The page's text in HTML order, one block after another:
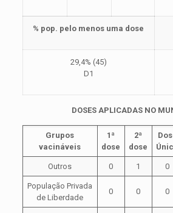
% pop. pelo menos uma dose
29,4% (45)
D1
DOSES APLICADAS NO
Grupos
vacináveis
1ª
dose
2ª
dose
Outros 0 1 0
População Privada
de Liberdade
0 0 0